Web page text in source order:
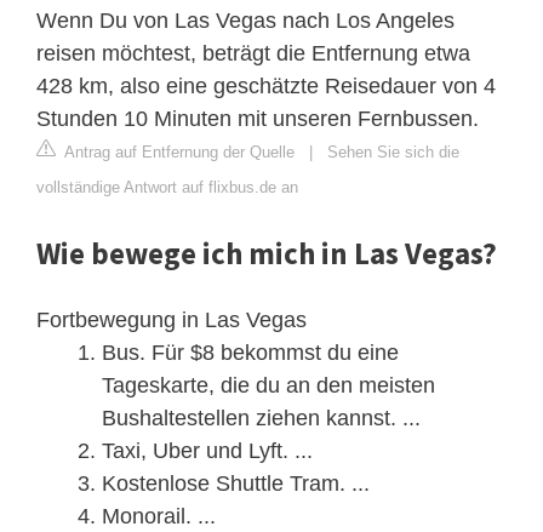
Wenn Du von Las Vegas nach Los Angeles
reisen möchtest, beträgt die Entfernung etwa
428 km, also eine geschätzte Reisedauer von 4
Stunden 10 Minuten mit unseren Fernbussen.
Antrag auf Entfernung der Quelle | Sehen Sie sich die
vollständige Antwort auf flixbus.de an
Wie bewege ich mich in Las Vegas?
Fortbewegung in Las Vegas
Bus. Für $8 bekommst du eine
Tageskarte, die du an den meisten
Bushaltestellen ziehen kannst. ...
Taxi, Uber und Lyft. ...
Kostenlose Shuttle Tram. ...
Monorail. ...